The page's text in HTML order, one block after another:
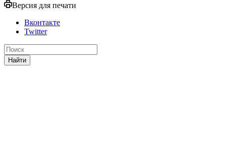
Версия для печати
Вконтакте
Twitter
Найти